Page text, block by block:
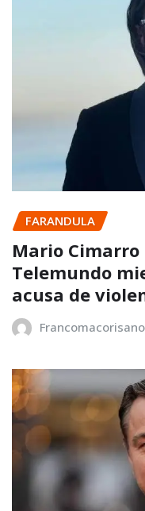
FARANDULA
Mario
Telemundo
acusa de